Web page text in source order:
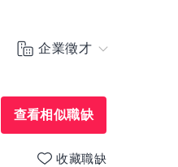
企業徵才
查看相似職缺
收藏職缺